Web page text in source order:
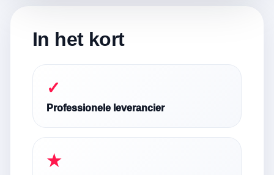
In het kort
✓
Professionele leverancier
★